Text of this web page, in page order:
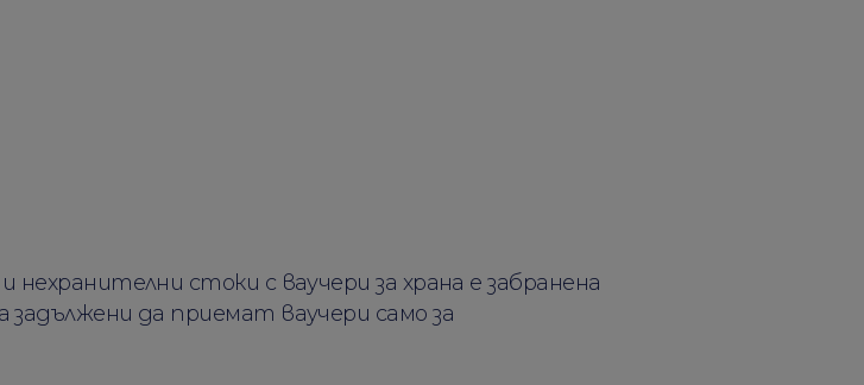
стоки с ваучери за храна е забранена
да приемат ваучери само за